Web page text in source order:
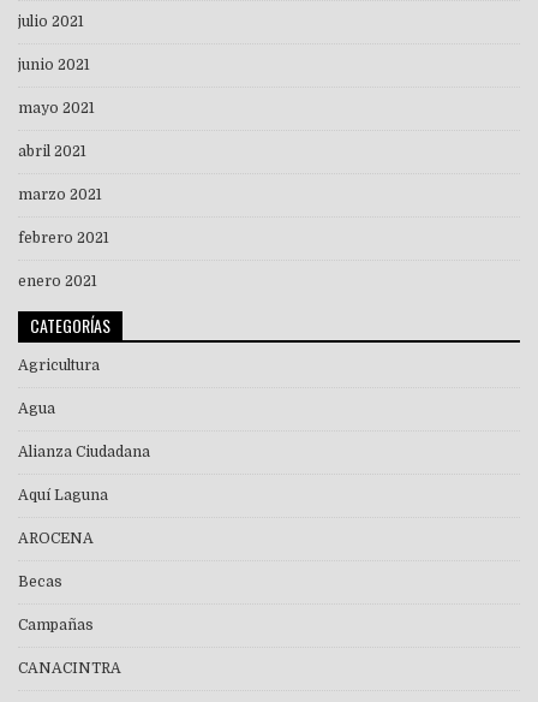
julio 2021
junio 2021
mayo 2021
abril 2021
marzo 2021
febrero 2021
enero 2021
CATEGORÍAS
Agricultura
Agua
Alianza Ciudadana
Aquí Laguna
AROCENA
Becas
Campañas
CANACINTRA